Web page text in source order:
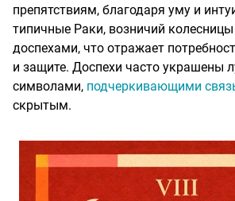
препятствиям, благодаря уму и
типичные Раки, возничий
доспехами, что отражает
и защите. Доспехи часто украшены
символами, подчеркивающими
скрытым.